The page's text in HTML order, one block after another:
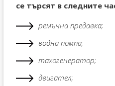
се търсят в следните
ремъчна предавка;
водна помпа;
тахогенератор;
двигател;